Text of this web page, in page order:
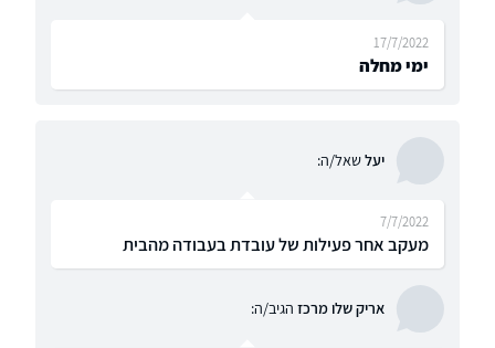
ימי מחלה
17/7/2022
יעלשאל/ה:
מעקב אחר פעילות של עובדת בעבודה מהבית
7/7/2022
אריק שלו מרכז הגיב/ה: